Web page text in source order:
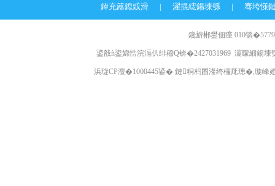
鍏充簬鎴戜滑 | 濯掍綋鍚堜綔 | 骞垮憡
鑱旂郴鐢佃瘽 010锛
鍙戠ǹ鍙婂悎浣滆仈绯籕Q锛�2427031969 灞曚細鍚堜
浜琁CP澶�1000445鍙� 鏈粡杩囨湰绔欏厑璁�,璇峰